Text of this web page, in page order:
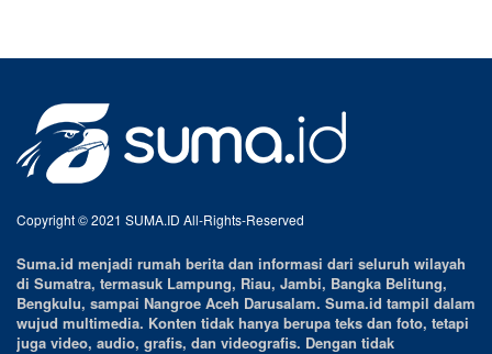
Copyright © 2021 SUMA.ID All-Rights-Reserved
Suma.id menjadi rumah berita dan informasi dari seluruh wilayah
di Sumatra, termasuk Lampung, Riau, Jambi, Bangka Belitung,
Bengkulu, sampai Nangroe Aceh Darusalam. Suma.id tampil dalam
wujud multimedia. Konten tidak hanya berupa teks dan foto, tetapi
juga video, audio, grafis, dan videografis. Dengan tidak